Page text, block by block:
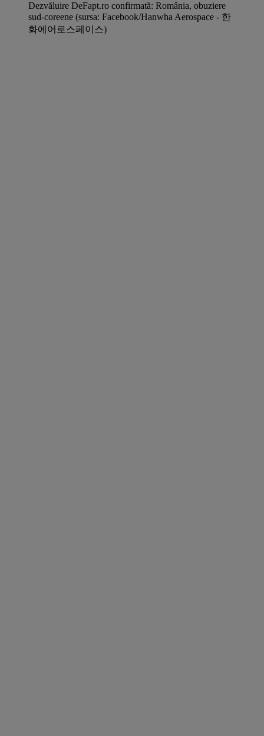
Dezvăluire DeFapt.ro confirmată: România, obuziere
sud-coreene (sursa: Facebook/Hanwha Aerospace - 한
화에어로스페이스)